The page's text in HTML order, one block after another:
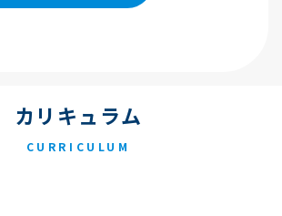
カリキュラム
CURRICULUM